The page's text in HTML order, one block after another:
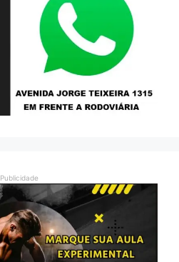
Publicidade